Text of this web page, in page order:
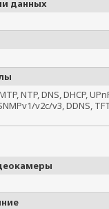
CAM42-T
CAM60
CAM60-T
CAM25
CAM25-CT
CAM25-CT-T
CAM25-T
данных
NTP, DNS, DHCP,
v2c/v3, DDNS,